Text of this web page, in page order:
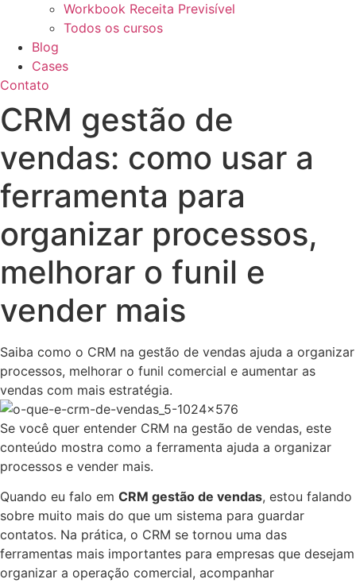
Workbook Receita Previsível
Todos os cursos
Blog
Cases
Contato
CRM gestão de
vendas: como usar a
ferramenta para
organizar processos,
melhorar o funil e
vender mais
Saiba como o CRM na gestão de vendas ajuda a organizar
processos, melhorar o funil comercial e aumentar as
vendas com mais estratégia.
Se você quer entender CRM na gestão de vendas, este
conteúdo mostra como a ferramenta ajuda a organizar
processos e vender mais.
Quando eu falo em CRM gestão de vendas, estou falando
sobre muito mais do que um sistema para guardar
contatos. Na prática, o CRM se tornou uma das
ferramentas mais importantes para empresas que desejam
organizar a operação comercial, acompanhar